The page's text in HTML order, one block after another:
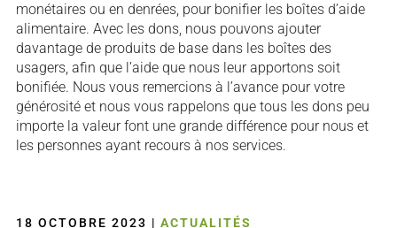
monétaires ou en denrées, pour bonifier les boîtes d’aide
alimentaire. Avec les dons, nous pouvons ajouter
davantage de produits de base dans les boîtes des
usagers, afin que l’aide que nous leur apportons soit
bonifiée. Nous vous remercions à l’avance pour votre
générosité et nous vous rappelons que tous les dons peu
importe la valeur font une grande différence pour nous et
les personnes ayant recours à nos services.
18 OCTOBRE 2023 | ACTUALITÉS